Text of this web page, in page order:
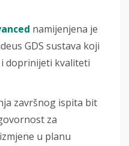
namijenjena je
GDS sustava koji
doprinijeti kvaliteti
završnog ispita bit
za
u planu